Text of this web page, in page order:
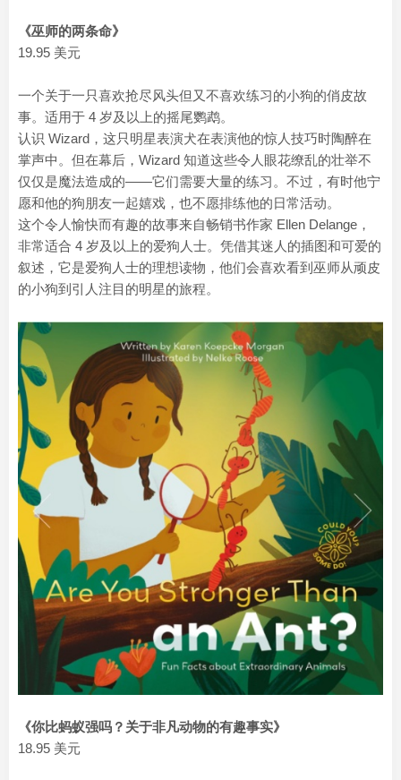
《巫师的两条命》
19.95 美元
一个关于一只喜欢抢尽风头但又不喜欢练习的小狗的俏皮故
事。适用于 4 岁及以上的摇尾鹦鹉。
认识 Wizard，这只明星表演犬在表演他的惊人技巧时陶醉在
掌声中。但在幕后，Wizard 知道这些令人眼花缭乱的壮举不
仅仅是魔法造成的——它们需要大量的练习。不过，有时他宁
愿和他的狗朋友一起嬉戏，也不愿排练他的日常活动。
这个令人愉快而有趣的故事来自畅销书作家 Ellen Delange，
非常适合 4 岁及以上的爱狗人士。凭借其迷人的插图和可爱的
叙述，它是爱狗人士的理想读物，他们会喜欢看到巫师从顽皮
的小狗到引人注目的明星的旅程。
《你比蚂蚁强吗？关于非凡动物的有趣事实》
18.95 美元